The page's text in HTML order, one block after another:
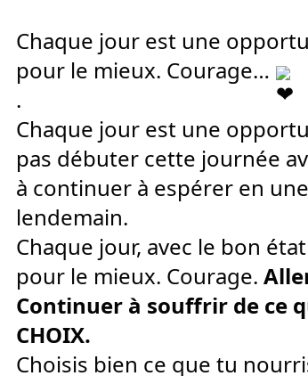
Chaque jour est une
pour le mieux. Courage…
.
Chaque jour est une
pas débuter cette journée
à continuer à espérer en
lendemain.
Chaque jour, avec le bon
pour le mieux. Courage.
Continuer à souffrir de ce
CHOIX.
Choisis bien ce que tu